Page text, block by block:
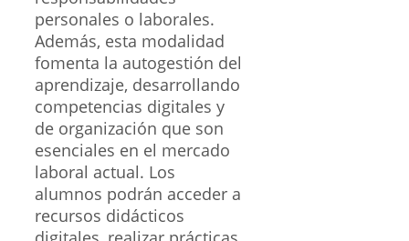
personales o laborales.
Además, esta modalidad
fomenta la autogestión del
aprendizaje, desarrollando
competencias digitales y
de organización que son
esenciales en el mercado
laboral actual. Los
alumnos podrán acceder a
recursos didácticos